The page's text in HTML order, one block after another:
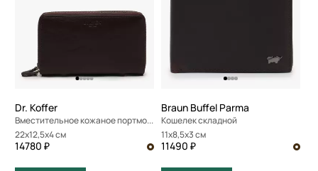
Dr. Koffer
Вместительное кожаное портмоне
22x12,5x4 см
14780 ₽
Braun Buffel Parma
Кошелек складной
11x8,5x3 см
11490 ₽